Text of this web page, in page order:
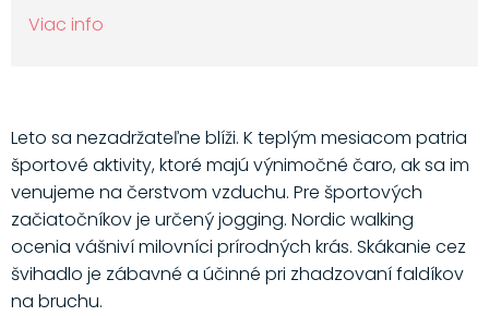
Viac info
Leto sa nezadržateľne blíži. K teplým mesiacom patria
športové aktivity, ktoré majú výnimočné čaro, ak sa im
venujeme na čerstvom vzduchu. Pre športových
začiatočníkov je určený jogging. Nordic walking
ocenia vášniví milovníci prírodných krás. Skákanie cez
švihadlo je zábavné a účinné pri zhadzovaní faldíkov
na bruchu.